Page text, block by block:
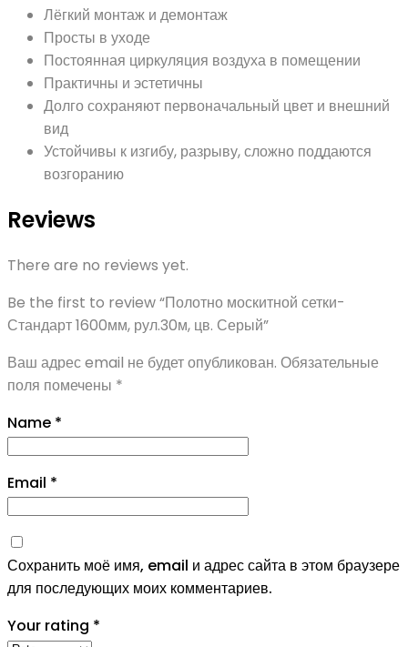
Лёгкий монтаж и демонтаж
Просты в уходе
Постоянная циркуляция воздуха в помещении
Практичны и эстетичны
Долго сохраняют первоначальный цвет и внешний
вид
Устойчивы к изгибу, разрыву, сложно поддаются
возгоранию
Reviews
There are no reviews yet.
Be the first to review “Полотно москитной сетки-
Стандарт 1600мм, рул.30м, цв. Серый”
Ваш адрес email не будет опубликован. Обязательные
поля помечены *
Name *
Email *
Сохранить моё имя, email и адрес сайта в этом браузере
для последующих моих комментариев.
Your rating *